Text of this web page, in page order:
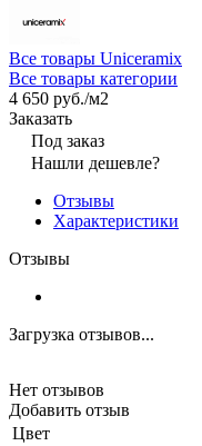
Все товары Uniceramix
Все товары категории
4 650 руб./м2
Заказать
Под заказ
Нашли дешевле?
Отзывы
Характеристики
Отзывы
Загрузка отзывов...
Нет отзывов
Добавить отзыв
Цвет